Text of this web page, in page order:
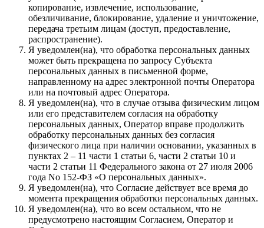
копирование, извлечение, использование,
обезличивание, блокирование, удаление и уничтожение,
передача третьим лицам (доступ, предоставление,
распространение).
Я уведомлен(на), что обработка персональных данных
может быть прекращена по запросу Субъекта
персональных данных в письменной форме,
направленному на адрес электронной почты Оператора
или на почтовый адрес Оператора.
Я уведомлен(на), что в случае отзыва физическим лицом
или его представителем согласия на обработку
персональных данных, Оператор вправе продолжить
обработку персональных данных без согласия
физического лица при наличии основании, указанных в
пунктах 2 – 11 части 1 статьи 6, части 2 статьи 10 и
части 2 статьи 11 Федерального закона от 27 июля 2006
года No 152-ФЗ «О персональных данных».
Я уведомлен(на), что Согласие действует все время до
момента прекращения обработки персональных данных.
Я уведомлен(на), что во всем остальном, что не
предусмотрено настоящим Согласием, Оператор и